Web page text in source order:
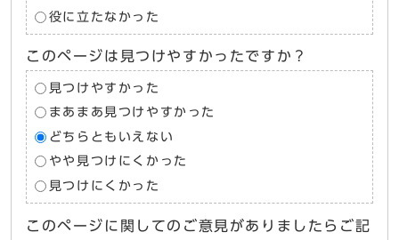
役に立たなかった
このページは見つけやすかったですか？
見つけやすかった
まあまあ見つけやすかった
どちらともいえない
やや見つけにくかった
見つけにくかった
このページに関してのご意見がありましたらご記